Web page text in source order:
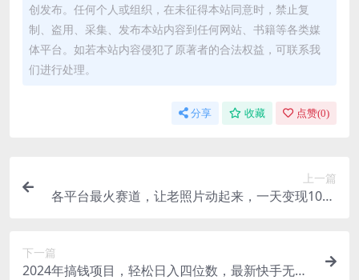
创发布。任何个人或组织，在未征得本站同意时，禁止复
制、盗用、采集、发布本站内容到任何网站、书籍等各类媒
体平台。如若本站内容侵犯了原著者的合法权益，可联系我
们进行处理。
分享 收藏 点赞(0)
上一篇
各平台最火赛道，让老照片动起来，一天变现1000
下一篇
2024年搞钱项目，轻松日入四位数，最新快手无人